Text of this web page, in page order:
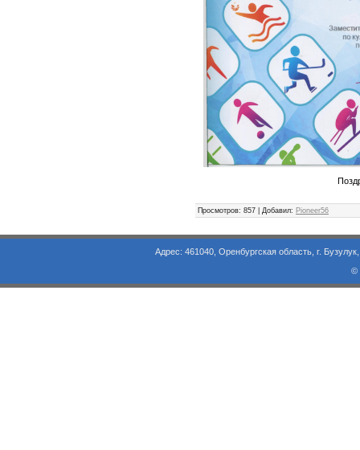
Просмотров: 857 | Добавил: Pioneer56
Адрес: 461040, Оренбургская область, г. Бузулук, ул.
©